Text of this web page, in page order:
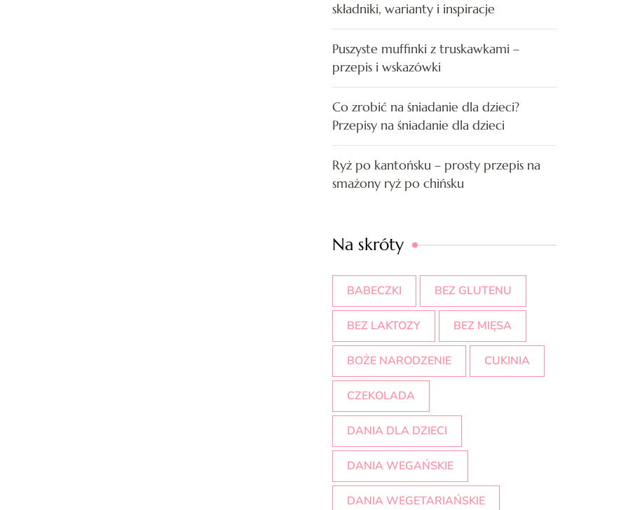
składniki, warianty i inspiracje
Puszyste muffinki z truskawkami –
przepis i wskazówki
Co zrobić na śniadanie dla dzieci?
Przepisy na śniadanie dla dzieci
Ryż po kantońsku – prosty przepis na
smażony ryż po chińsku
Na skróty
BABECZKI BEZ GLUTENU
BEZ LAKTOZY BEZ MIĘSA
BOŻE NARODZENIE CUKINIA
CZEKOLADA
DANIA DLA DZIECI
DANIA WEGAŃSKIE
DANIA WEGETARIAŃSKIE